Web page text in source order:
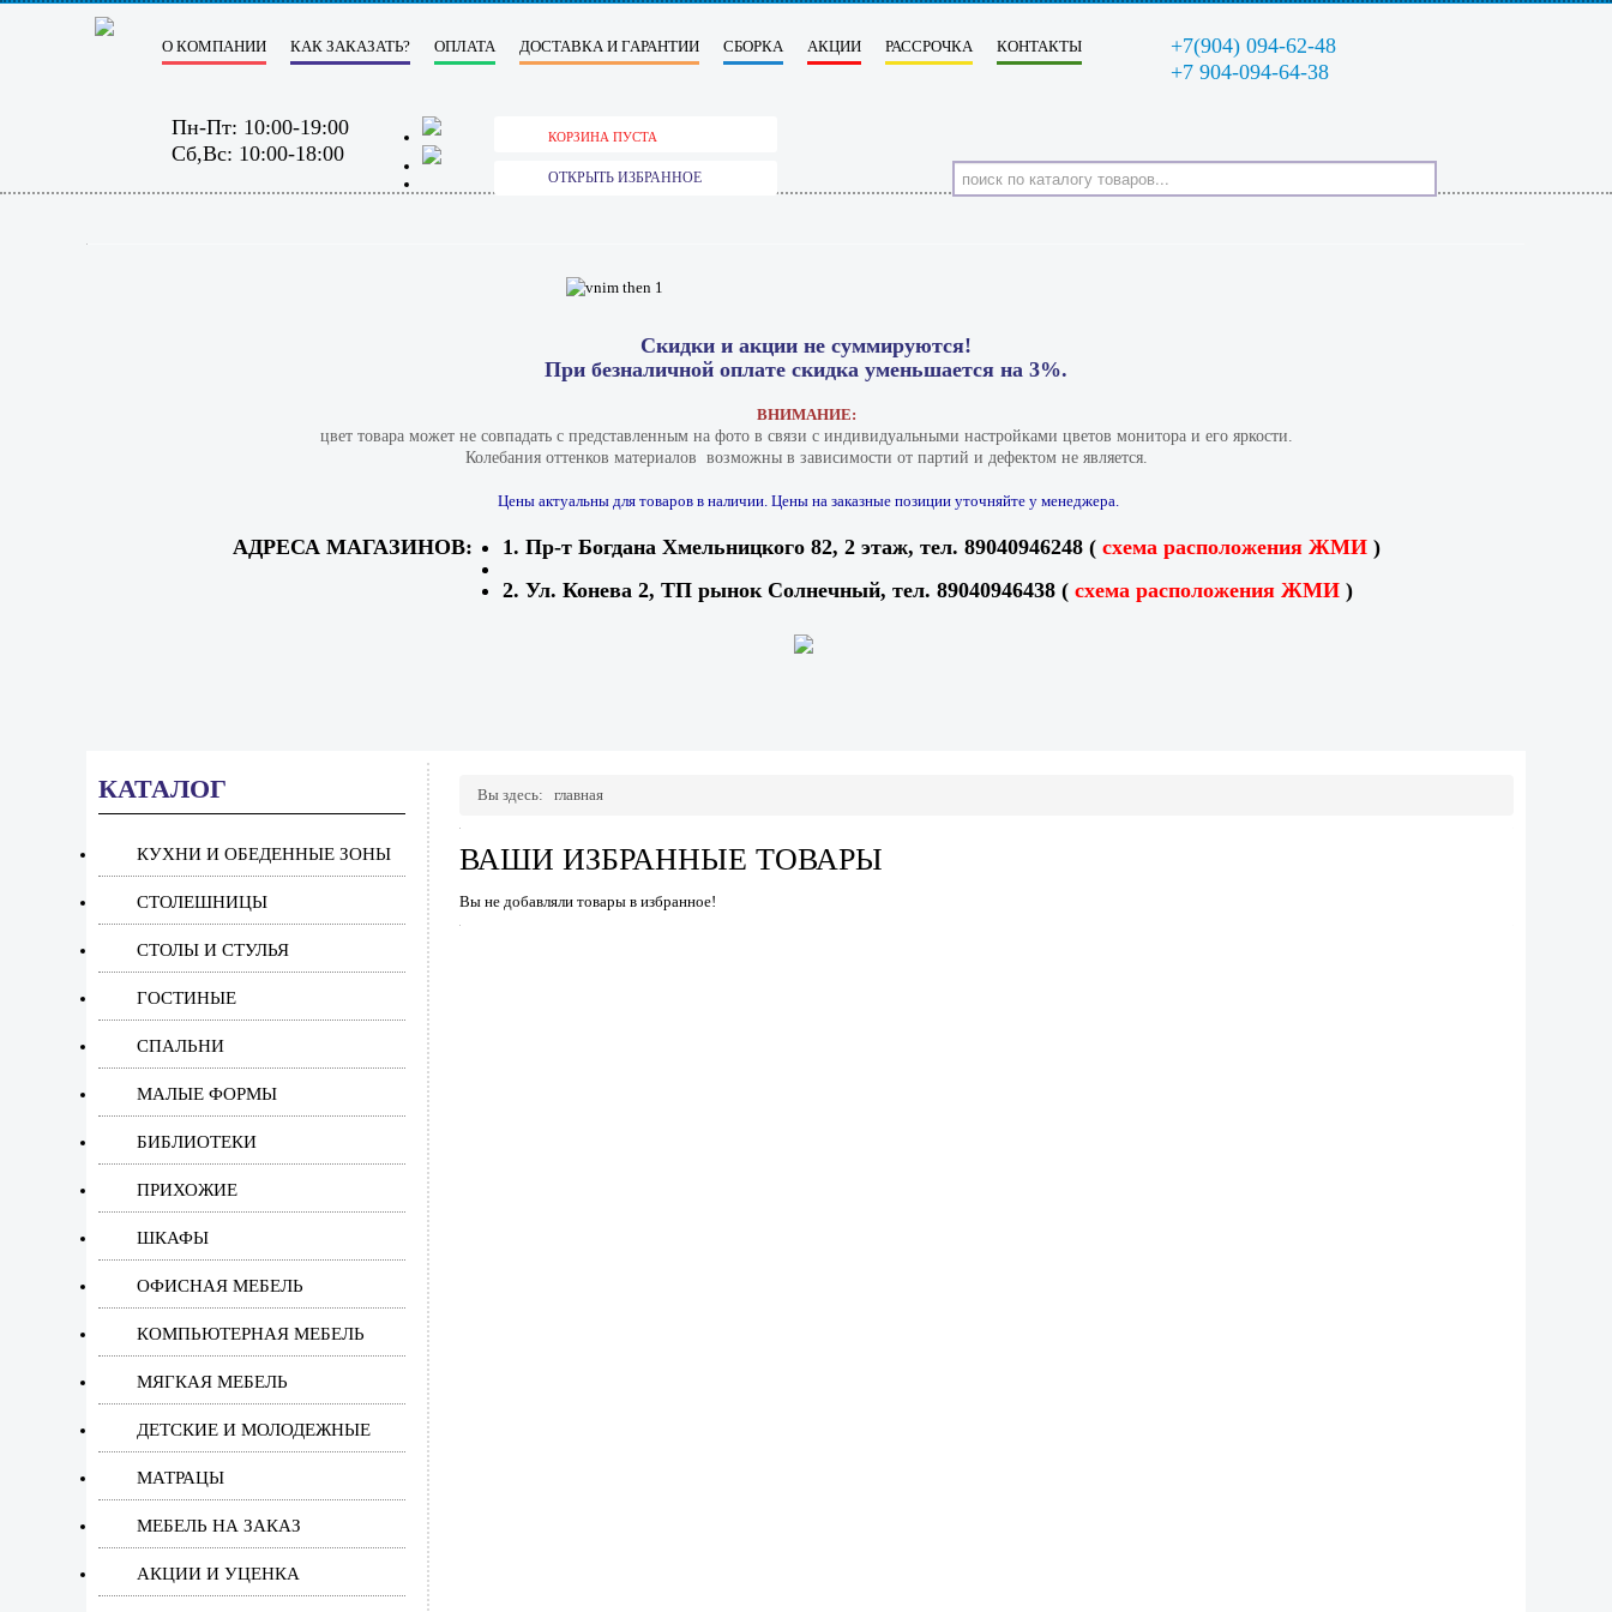
О КОМПАНИИ КАК ЗАКАЗАТЬ? ОПЛАТА ДОСТАВКА И ГАРАНТИИ СБОРКА АКЦИИ РАССРОЧКА КОНТАКТЫ
+7(904) 094-62-48
+7 904-094-64-38
Пн-Пт: 10:00-19:00
Сб,Вс: 10:00-18:00
КОРЗИНА ПУСТА
ОТКРЫТЬ ИЗБРАННОЕ
Скидки и акции не суммируются!
При безналичной оплате скидка уменьшается на 3%.
ВНИМАНИЕ:
цвет товара может не совпадать с представленным на фото в связи с индивидуальными настройками цветов монитора и его яркости.
Колебания оттенков материалов​ ​ возможны в зависимости от партий и дефектом не является.
Цены актуальны для товаров в наличии. Цены на заказные позиции уточняйте у менеджера.
АДРЕСА МАГАЗИНОВ: 1. Пр-т Богдана Хмельницкого 82, 2 этаж, тел. 89040946248 ( схема расположения ЖМИ)
2. Ул. Конева 2, ТП рынок Солнечный, тел. 89040946438 ( схема расположения ЖМИ)
КАТАЛОГ
КУХНИ И ОБЕДЕННЫЕ ЗОНЫ
СТОЛЕШНИЦЫ
СТОЛЫ И СТУЛЬЯ
ГОСТИНЫЕ
СПАЛЬНИ
МАЛЫЕ ФОРМЫ
БИБЛИОТЕКИ
ПРИХОЖИЕ
ШКАФЫ
ОФИСНАЯ МЕБЕЛЬ
КОМПЬЮТЕРНАЯ МЕБЕЛЬ
МЯГКАЯ МЕБЕЛЬ
ДЕТСКИЕ И МОЛОДЕЖНЫЕ
МАТРАЦЫ
МЕБЕЛЬ НА ЗАКАЗ
АКЦИИ И УЦЕНКА
Вы здесь: главная
ВАШИ ИЗБРАННЫЕ ТОВАРЫ
Вы не добавляли товары в избранное!